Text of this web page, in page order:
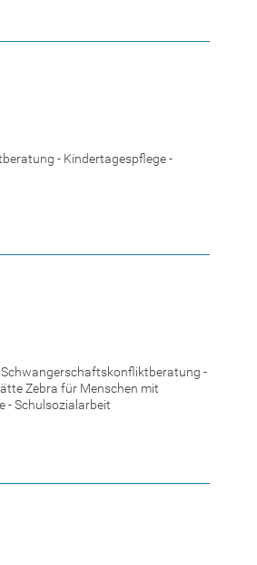
- Kindertagespflege -
-
Zebra für Menschen mit
- Schulsozialarbeit